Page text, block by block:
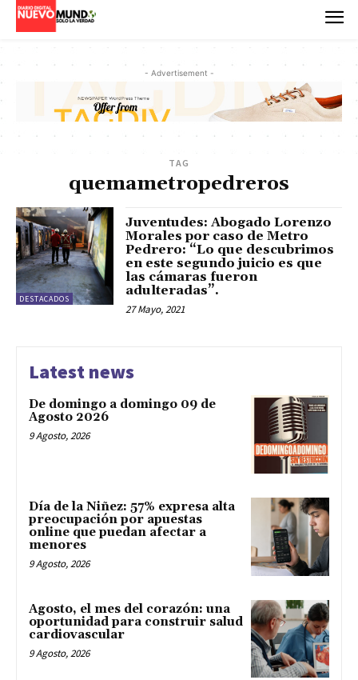
- Advertisement -
TAG
quemametropedreros
DESTACADOS
Juventudes: Abogado Lorenzo
Morales por caso de Metro
Pedrero: “Lo que descubrimos
en este segundo juicio es que
las cámaras fueron
adulteradas”.
27 Mayo, 2021
Latest news
De domingo a domingo 09 de
Agosto 2026
9 Agosto, 2026
Día de la Niñez: 57% expresa alta
preocupación por apuestas
online que puedan afectar a
menores
9 Agosto, 2026
Agosto, el mes del corazón: una
oportunidad para construir salud
cardiovascular
9 Agosto, 2026